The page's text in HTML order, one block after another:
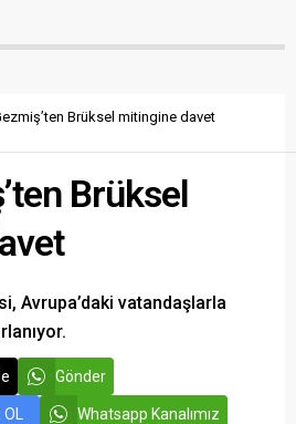
vatandaşlardan ihbar
Brüksel mitingine davet
Brüksel
Avrupa’daki vatandaşlarla
Gönder
Whatsapp Kanalımız